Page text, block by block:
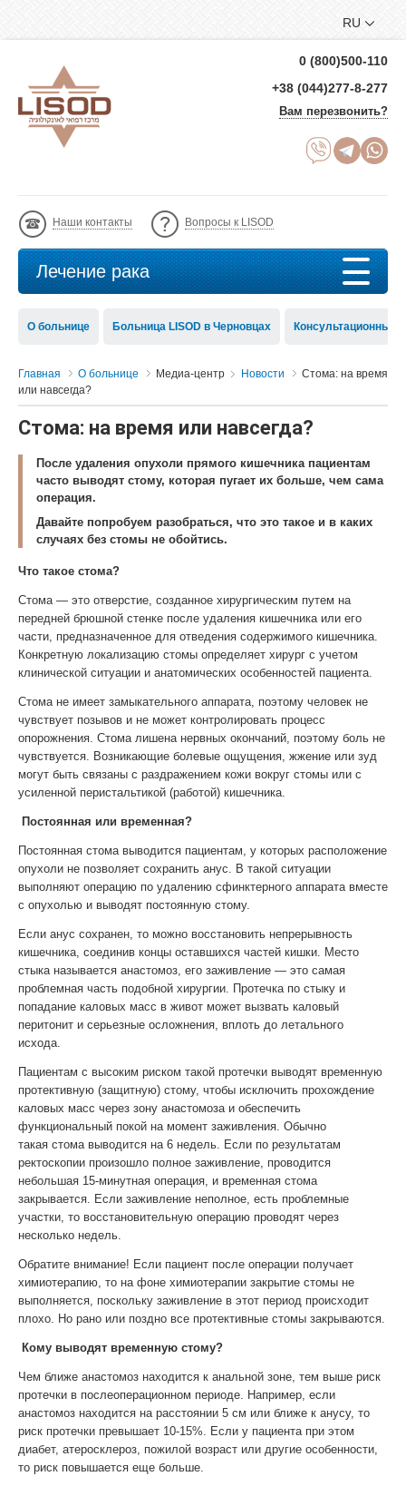
RU
0 (800)500-110
+38 (044)277-8-277
Вам перезвонить?
Наши контакты Вопросы к LISOD
Лечение рака
О больнице Больница LISOD в Черновцах Консультационный
Главная О больнице Медиа-центр Новости
Стома: на время
или навсегда?
Стома: на время или навсегда?
После удаления опухоли прямого кишечника пациентам
часто выводят стому, которая пугает их больше, чем сама
операция.
Давайте попробуем разобраться, что это такое и в каких
случаях без стомы не обойтись.
Что такое стома?
Стома — это отверстие, созданное хирургическим путем на
передней брюшной стенке после удаления кишечника или его
части, предназначенное для отведения содержимого кишечника.
Конкретную локализацию стомы определяет хирург с учетом
клинической ситуации и анатомических особенностей пациента.
Стома не имеет замыкательного аппарата, поэтому человек не
чувствует позывов и не может контролировать процесс
опорожнения. Стома лишена нервных окончаний, поэтому боль не
чувствуется. Возникающие болевые ощущения, жжение или зуд
могут быть связаны с раздражением кожи вокруг стомы или с
усиленной перистальтикой (работой) кишечника.
Постоянная или временная?
Постоянная стома выводится пациентам, у которых расположение
опухоли не позволяет сохранить анус. В такой ситуации
выполняют операцию по удалению сфинктерного аппарата вместе
с опухолью и выводят постоянную стому.
Если анус сохранен, то можно восстановить непрерывность
кишечника, соединив концы оставшихся частей кишки. Место
стыка называется анастомоз, его заживление — это самая
проблемная часть подобной хирургии. Протечка по стыку и
попадание каловых масс в живот может вызвать каловый
перитонит и серьезные осложнения, вплоть до летального
исхода.
Пациентам с высоким риском такой протечки выводят временную
протективную (защитную) стому, чтобы исключить прохождение
каловых масс через зону анастомоза и обеспечить
функциональный покой на момент заживления. Обычно
такая стома выводится на 6 недель. Если по результатам
ректоскопии произошло полное заживление, проводится
небольшая 15-минутная операция, и временная стома
закрывается. Если заживление неполное, есть проблемные
участки, то восстановительную операцию проводят через
несколько недель.
Обратите внимание! Если пациент после операции получает
химиотерапию, то на фоне химиотерапии закрытие стомы не
выполняется, поскольку заживление в этот период происходит
плохо. Но рано или поздно все протективные стомы закрываются.
Кому выводят временную стому?
Чем ближе анастомоз находится к анальной зоне, тем выше риск
протечки в послеоперационном периоде. Например, если
анастомоз находится на расстоянии 5 см или ближе к анусу, то
риск протечки превышает 10-15%. Если у пациента при этом
диабет, атеросклероз, пожилой возраст или другие особенности,
то риск повышается еще больше.